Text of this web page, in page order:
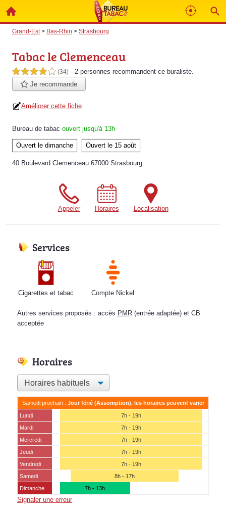
Grand-Est> Bas-Rhin > Strasbourg
Tabac le Clemenceau
4,0 étoiles sur 5 (34) - 2 personnes recommandent ce buraliste.
Je recommande
Améliorer cette fiche
Bureau de tabac ouvert jusqu'à 13h
Ouvert le dimanche Ouvert le 15 août
40 Boulevard Clemenceau 67000 Strasbourg
Appeler Horaires Localisation
Services
Cigarettes et tabac Compte Nickel
Autres services proposés : accès PMR (entrée adaptée) et CB
acceptée
Horaires
Samedi prochain : Jour férié (Assomption), les horaires peuvent varier
Lundi
7h - 19h
Mardi
7h - 19h
Mercredi
7h - 19h
Jeudi
7h - 19h
Vendredi
7h - 19h
Samedi
8h - 17h
Dimanche
7h - 13h
Signaler une erreur